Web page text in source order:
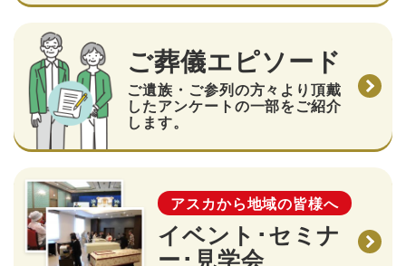
ご葬儀エピソード
ご遺族・ご参列の方々より頂戴
したアンケートの一部をご紹介
します。
アスカから地域の皆様へ
イベント･セミナ
ー･見学会